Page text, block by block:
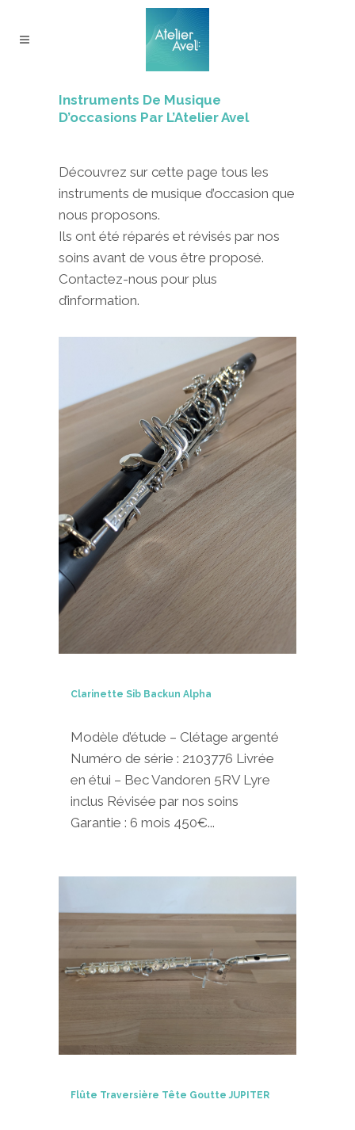
Instruments De Musique
D’occasions Par L’Atelier Avel
Découvrez sur cette page tous les
instruments de musique d’occasion que
nous proposons.
Ils ont été réparés et révisés par nos
soins avant de vous être proposé.
Contactez-nous pour plus
d’information.
Clarinette Sib Backun Alpha
Modèle d’étude – Clétage argenté
Numéro de série : 2103776 Livrée
en étui – Bec Vandoren 5RV Lyre
inclus Révisée par nos soins
Garantie : 6 mois 450€...
Flûte Traversière Tête Goutte JUPITER